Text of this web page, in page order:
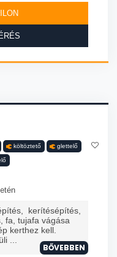
költöztető glettelő
kerítésépítés,
fa, tujafa vágása
kerthez kell.
...
BŐVEBBEN